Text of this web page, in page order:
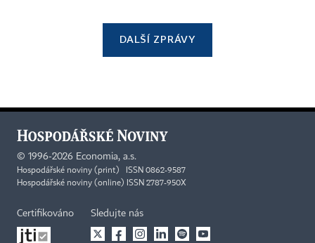
DALŠÍ ZPRÁVY
© 1996-2026 Economia, a.s.
Hospodářské noviny (print) ISSN 0862-9587
Hospodářské noviny (online) ISSN 2787-950X
Certifikováno Sledujte nás